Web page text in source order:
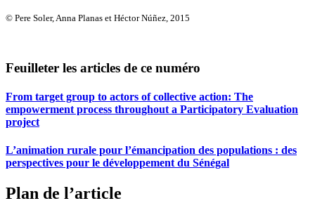
© Pere Soler, Anna Planas et Héctor Núñez, 2015
Feuilleter les articles de ce numéro
From target group to actors of collective action: The
empowerment process throughout a Participatory Evaluation
project
L’animation rurale pour l’émancipation des populations : des
perspectives pour le développement du Sénégal
Plan de l’article